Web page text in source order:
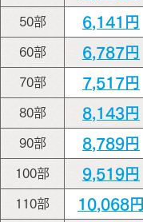
50部 6,141円
60部 6,787円
70部 7,517円
80部 8,143円
90部 8,789円
100部 9,519円
110部 10,068円